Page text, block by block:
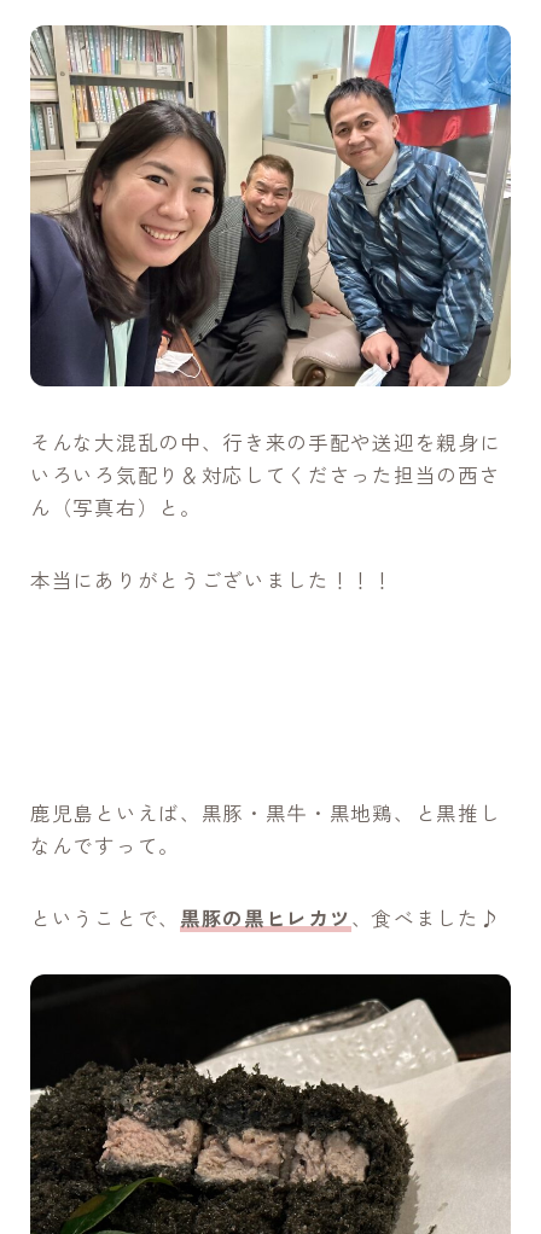
そんな大混乱の中、行き来の手配や送迎を親身に
いろいろ気配り＆対応してくださった担当の西さ
ん（写真右）と。
本当にありがとうございました！！！
鹿児島といえば、黒豚・黒牛・黒地鶏、と黒推し
なんですって。
ということで、 黒豚の黒ヒレカツ、食べました♪